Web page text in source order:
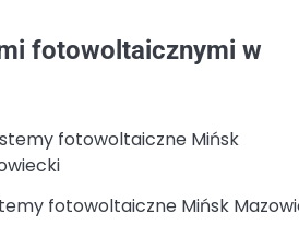
fotowoltaicznymi w
fotowoltaiczne Mińsk